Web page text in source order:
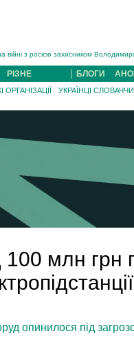
війні з росією захисником
Богданом Югасом, який два
на Хустщині Юліана Гербея
Ігнат Роздяловський (ФОТО)...
авто постраждали 13 людей
судитимуть за обвинувачен...
РІЗНЕ БЛОГИ
ОРГАНІЗАЦІЇ УКРАЇНЦІ
млн грн
опинилося під